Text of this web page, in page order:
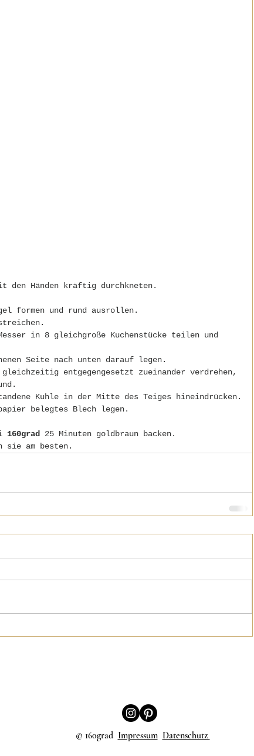
den Händen kräftig durchkneten.
formen und rund ausrollen.
in 8 gleichgroße Kuchenstücke teilen und
Seite nach unten darauf legen.
entgegengesetzt zueinander verdrehen,
Kuhle in der Mitte des Teiges hineindrücken.
belegtes Blech legen.
160grad
25 Minuten goldbraun backen.
sie am besten.
© 160grad Impressum Datenschutz